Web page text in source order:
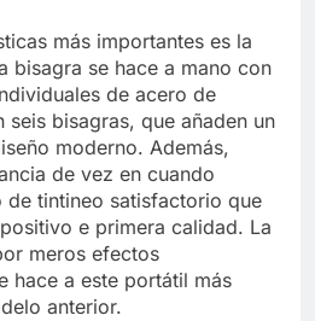
más importantes es la
bisagra se hace a mano con
de acero de
seis bisagras, que añaden un
moderno. Además,
de vez en cuando
de tintineo satisfactorio que
e primera calidad. La
meros efectos
hace a este portátil más
anterior.